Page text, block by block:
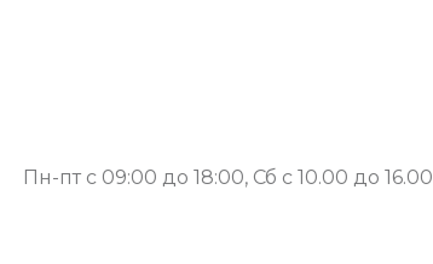
Пн-пт с 09:00 до 18:00, Сб с 10.00 до 16.00